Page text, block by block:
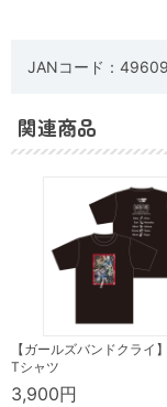
JANコード：
関連商品
【ガールズバンドクライ
Tシャツ
3,900円